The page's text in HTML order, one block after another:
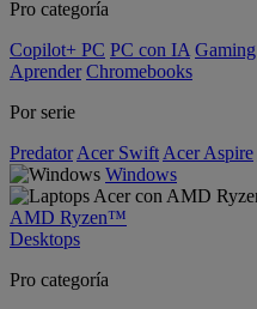
Pro categoría
Copilot+ PC PC con IA Gaming
Aprender Chromebooks
Por serie
Predator Acer Swift Acer Aspire
Windows
AMD Ryzen™
Desktops
Pro categoría